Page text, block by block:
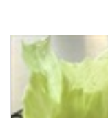
冷凍食品
スイーツ